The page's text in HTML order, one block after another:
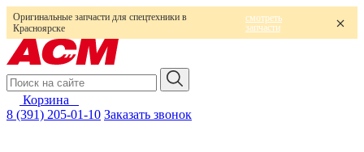
Оригинальные запчасти для спецтехники в
Красноярске
смотреть
запчасти
Корзина
8 (391) 205-01-10 Заказать звонок